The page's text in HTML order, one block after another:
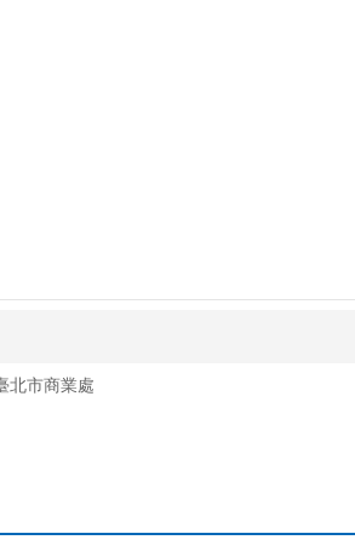
北市商業處